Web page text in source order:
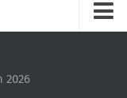
2026